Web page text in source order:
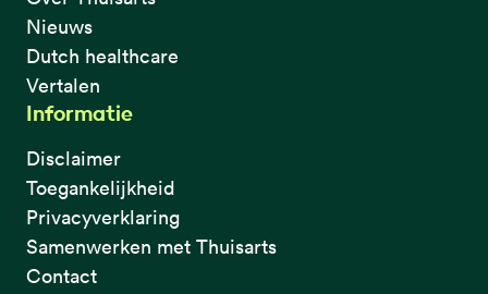
Nieuws
Dutch healthcare
Vertalen
Informatie
Disclaimer
Toegankelijkheid
Privacyverklaring
Samenwerken met Thuisarts
Contact